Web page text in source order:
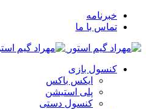
خبرنامه
تماس با ما
کنسول بازی
ایکس باکس
پلی استیشن
کنسول دستی